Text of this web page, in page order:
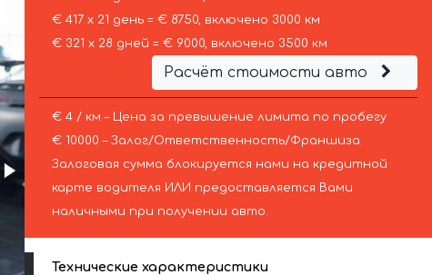
€ 417 х 21 день = € 8750, включено 3000 км
€ 321 х 28 дней = € 9000, включено 3500 км
Расчёт стоимости авто
€ 4 / км – Цена за превышение лимита по пробегу
€ 10000 – Залог/Ответственность/Франшиза.
Залоговая сумма блокируется нами на кредитной
карте водителя ИЛИ предоставляется Вами
наличными при получении авто.
Технические характеристики